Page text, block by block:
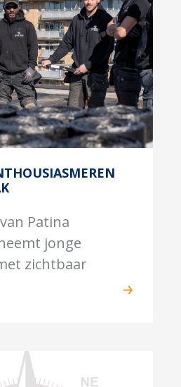
Patina
jonge
zichtbaar